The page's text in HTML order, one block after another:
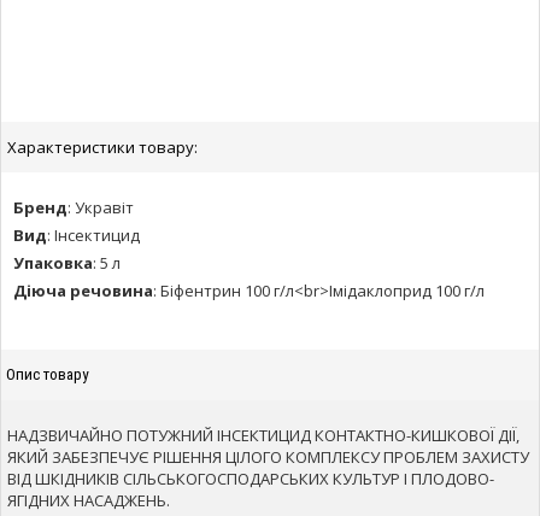
Характеристики товару:
Бренд: Укравіт
Вид: Інсектицид
Упаковка: 5 л
Діюча речовина: Біфентрин 100 г/л<br>Імідаклоприд 100 г/л
Опис товару
НАДЗВИЧАЙНО ПОТУЖНИЙ ІНСЕКТИЦИД КОНТАКТНО-КИШКОВОЇ ДІЇ,
ЯКИЙ ЗАБЕЗПЕЧУЄ РІШЕННЯ ЦІЛОГО КОМПЛЕКСУ ПРОБЛЕМ ЗАХИСТУ
ВІД ШКІДНИКІВ СІЛЬСЬКОГОСПОДАРСЬКИХ КУЛЬТУР І ПЛОДОВО-
ЯГІДНИХ НАСАДЖЕНЬ.